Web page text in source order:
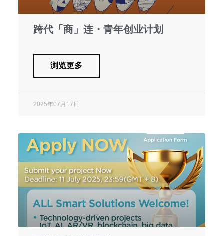
跨代「商」连・青年创业计划
浏览更多
2025年07月17日